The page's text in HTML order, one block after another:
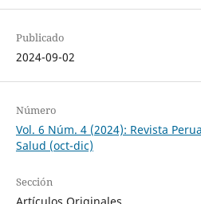
Publicado
2024-09-02
Número
Vol. 6 Núm. 4 (2024): Revista
Salud (oct-dic)
Sección
Artículos Originales